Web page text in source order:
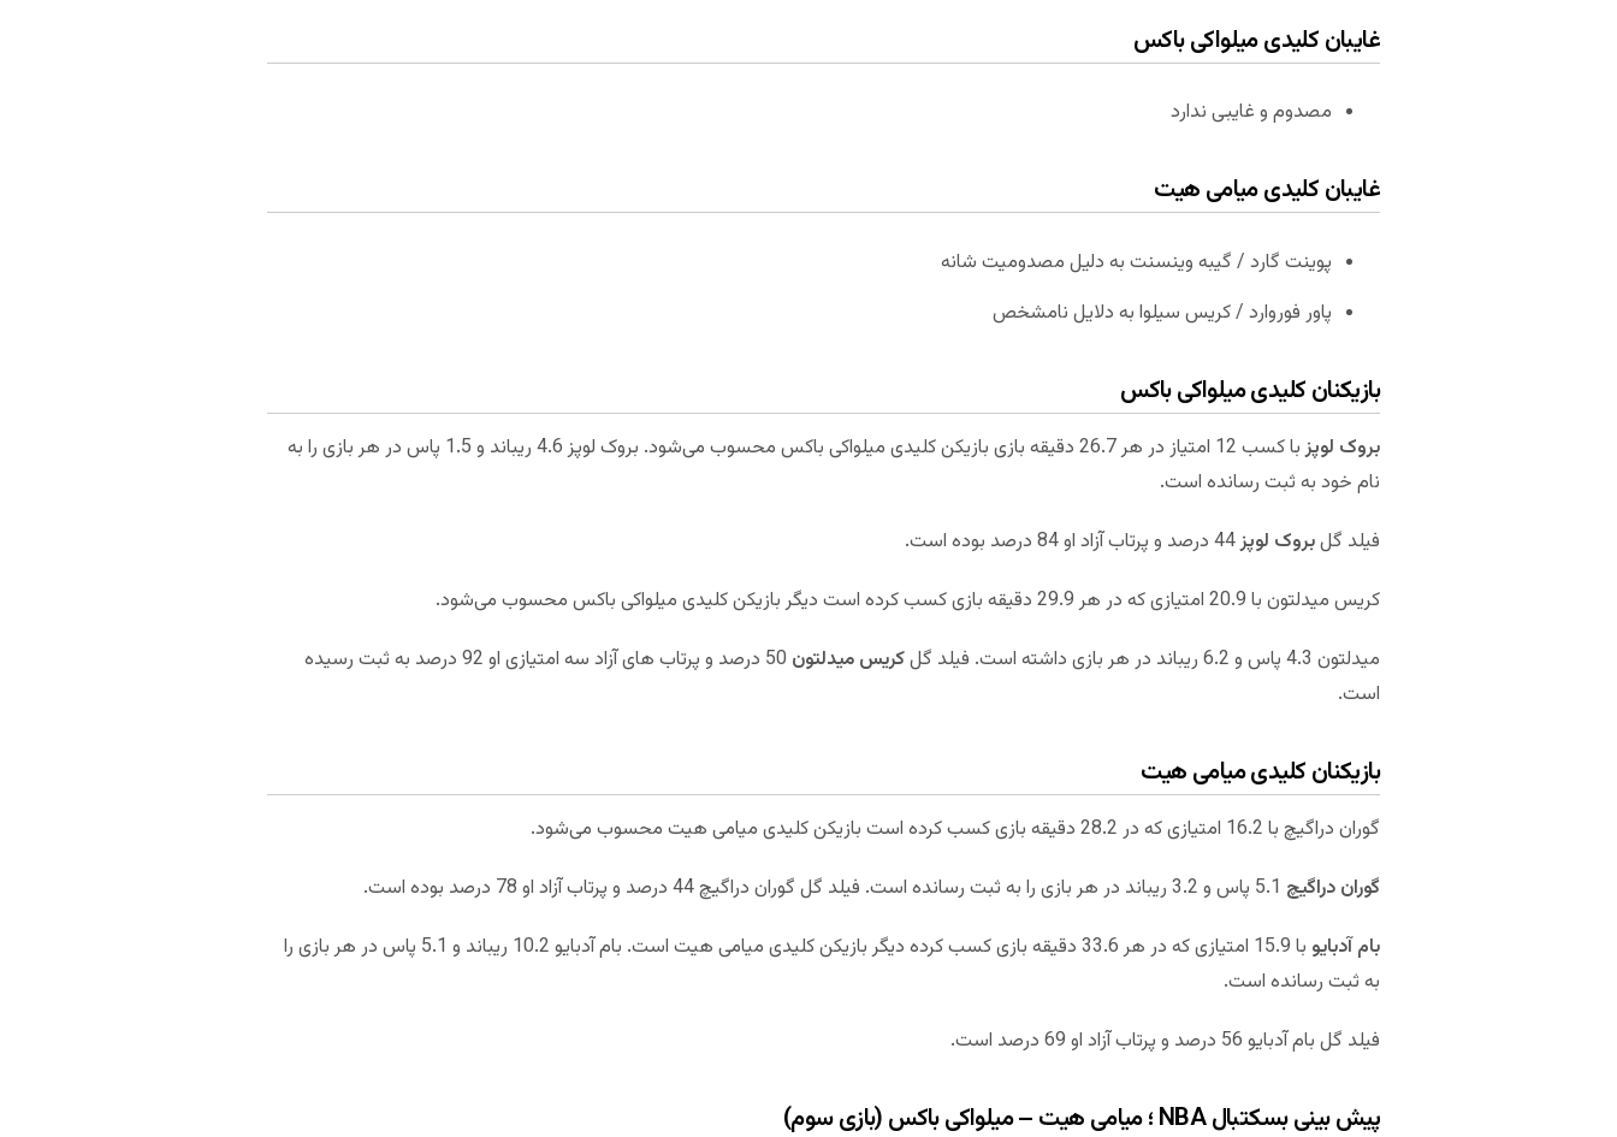
غایبان کلیدی میلواکی باکس
مصدوم و غایبی ندارد
غایبان کلیدی میامی هیت
پوینت گارد / گیبه وینسنت به دلیل مصدومیت شانه
پاور فوروارد / کریس سیلوا به دلایل نامشخص
بازیکنان کلیدی میلواکی باکس
بروک لوپز
با کسب 12 امتیاز در هر 26.7 دقیقه بازی بازیکن کلیدی میلواکی باکس محسوب می‌شود. بروک لوپز 4.6 ریباند و 1.5 پاس در هر بازی را به
نام خود به ثبت رسانده است.
فیلد گلبروک لوپز44 درصد و پرتاب آزاد او 84 درصد بوده است.
کریس میدلتون با 20.9 امتیازی که در هر 29.9 دقیقه بازی کسب کرده است دیگر بازیکن کلیدی میلواکی باکس محسوب می‌شود.
میدلتون 4.3 پاس و 6.2 ریباند در هر بازی داشته است. فیلد گل
کریس میدلتون
50 درصد و پرتاب های آزاد سه امتیازی او 92 درصد به ثبت رسیده
است.
بازیکنان کلیدی میامی هیت
گوران دراگیچ با 16.2 امتیازی که در 28.2 دقیقه بازی کسب کرده است بازیکن کلیدی میامی هیت محسوب می‌شود.
گوران دراگیچ
بام آدبایو
با 15.9 امتیازی که در هر 33.6 دقیقه بازی کسب کرده دیگر بازیکن کلیدی میامی هیت است. بام آدبایو 10.2 ریباند و 5.1 پاس در هر بازی را
به ثبت رسانده است.
فیلد گل بام آدبایو 56 درصد و پرتاب آزاد او 69 درصد است.
پیش بینی بسکتبال NBA ؛ میامی هیت – میلواکی باکس (بازی سوم)